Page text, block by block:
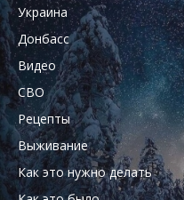
Украина
Донбасс
Видео
СВО
Рецепты
Выживание
Как это нужно делать